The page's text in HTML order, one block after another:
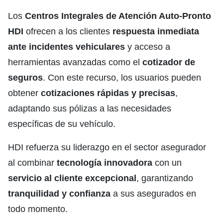
Los Centros Integrales de Atención Auto-Pronto
HDI ofrecen a los clientes respuesta inmediata
ante incidentes vehiculares y acceso a
herramientas avanzadas como el cotizador de
seguros. Con este recurso, los usuarios pueden
obtener cotizaciones rápidas y precisas,
adaptando sus pólizas a las necesidades
específicas de su vehículo.
HDI refuerza su liderazgo en el sector asegurador
al combinar tecnología innovadora con un
servicio al cliente excepcional , garantizando
tranquilidad y confianza a sus asegurados en
todo momento.